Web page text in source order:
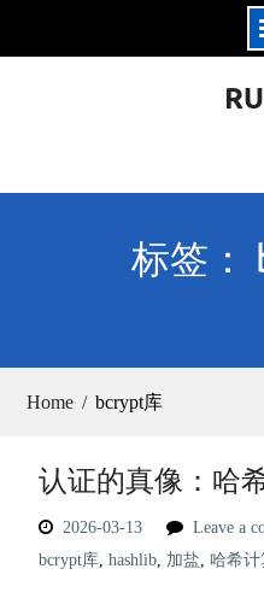
标签：
Home bcrypt库
认证的真像：哈
2026-03-13 Leave a
bcrypt库, hashlib, 加盐, 哈希计